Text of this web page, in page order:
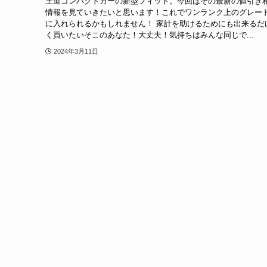
情報を見ていきたいと思います！これでワンランク上のグレー
に入れられるかもしれません！ 家計を助けるためにも出来るだ
く買いたいそこのあなた！大丈夫！気持ちはみんな同じで...
2024年3月11日